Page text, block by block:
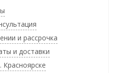
и рассрочка
и доставки
Красноярске